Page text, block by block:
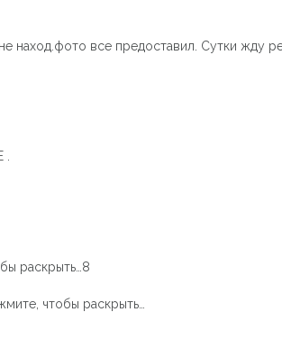
все предоставил. Сутки жду
раскрыть…8
чтобы раскрыть…